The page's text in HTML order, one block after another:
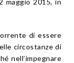
maggio 2015, in
di essere
circostanze di
nell’impegnare